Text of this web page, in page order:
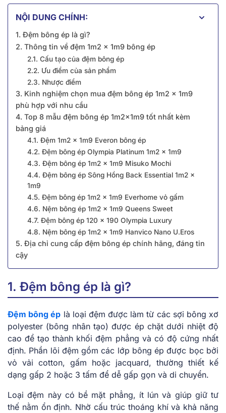
NỘI DUNG CHÍNH:
1. Đệm bông ép là gì?
2. Thông tin về đệm 1m2 x 1m9 bông ép
2.1. Cấu tạo của đệm bông ép
2.2. Ưu điểm của sản phẩm
2.3. Nhược điểm
3. Kinh nghiệm chọn mua đệm bông ép 1m2 x 1m9
phù hợp với nhu cầu
4. Top 8 mẫu đệm bông ép 1m2x1m9 tốt nhất kèm
bảng giá
4.1. Đệm 1m2 x 1m9 Everon bông ép
4.2. Đệm bông ép Olympia Platinum 1m2 x 1m9
4.3. Đệm bông ép 1m2 x 1m9 Misuko Mochi
4.4. Đệm bông ép Sông Hồng Back Essential 1m2 x
1m9
4.5. Đệm bông ép 1m2 x 1m9 Everhome vỏ gấm
4.6. Nệm bông ép 1m2 x 1m9 Queens Sweet
4.7. Đệm bông ép 120 x 190 Olympia Luxury
4.8. Nệm bông ép 1m2 x 1m9 Hanvico Nano U.Eros
5. Địa chỉ cung cấp đệm bông ép chính hãng, đáng tin
cậy
1. Đệm bông ép là gì?
Đệm bông ép là loại đệm được làm từ các sợi bông xơ
polyester (bông nhân tạo) được ép chặt dưới nhiệt độ
cao để tạo thành khối đệm phẳng và có độ cứng nhất
định. Phần lõi đệm gồm các lớp bông ép được bọc bởi
vỏ vải cotton, gấm hoặc jacquard, thường thiết kế
dạng gấp 2 hoặc 3 tấm để dễ gấp gọn và di chuyển.
Loại đệm này có bề mặt phẳng, ít lún và giúp giữ tư
thế nằm ổn định. Nhờ cấu trúc thoáng khí và khả năng